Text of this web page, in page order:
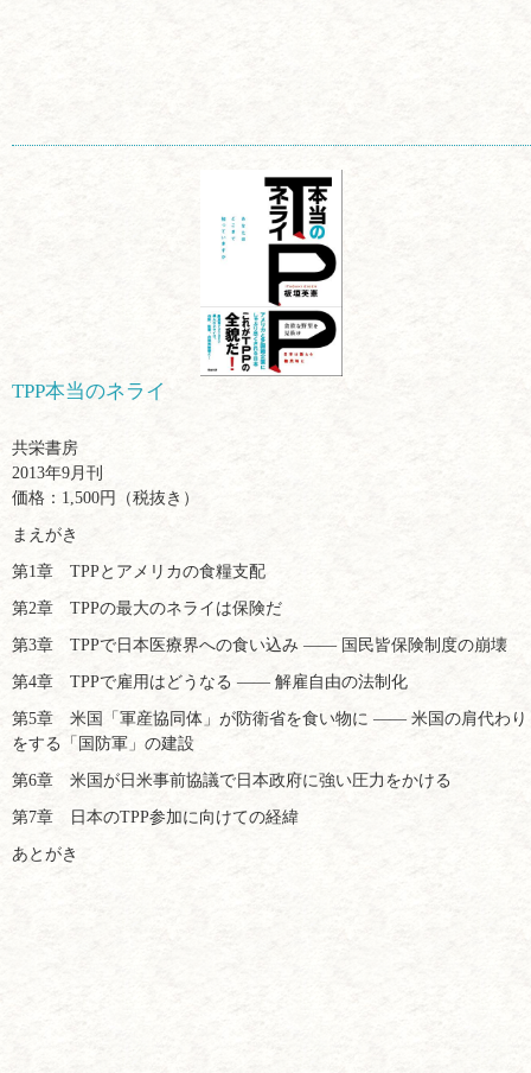
TPP本当のネライ
共栄書房
2013年9月刊
価格：1,500円（税抜き）
まえがき
第1章 TPPとアメリカの食糧支配
第2章 TPPの最大のネライは保険だ
第3章 TPPで日本医療界への食い込み ―― 国民皆保険制度の崩壊
第4章 TPPで雇用はどうなる ―― 解雇自由の法制化
第5章 米国「軍産協同体」が防衛省を食い物に ―― 米国の肩代わり
をする「国防軍」の建設
第6章 米国が日米事前協議で日本政府に強い圧力をかける
第7章 日本のTPP参加に向けての経緯
あとがき